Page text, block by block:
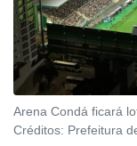
Arena Condá ficará
Créditos: Prefeitura